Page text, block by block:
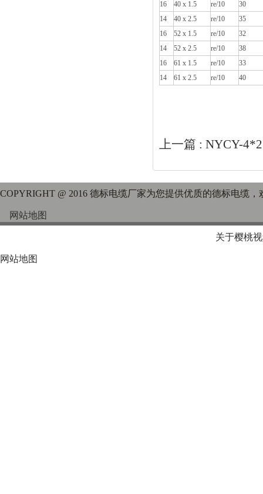
16 40 x 1.5 re/10
30
14
40 x 2.5 re/10
35
16
52 x 1.5 re/10
32
14
52 x 2.5 re/10
38
16
61 x 1.5 re/10
33
14
61 x 2.5 re/10 40
上一篇 : NYCY-
COPYRIGHT @ 2016 德标电缆厂家为您提供优质的德标电缆
网站地图
关于樱桃
网站地图